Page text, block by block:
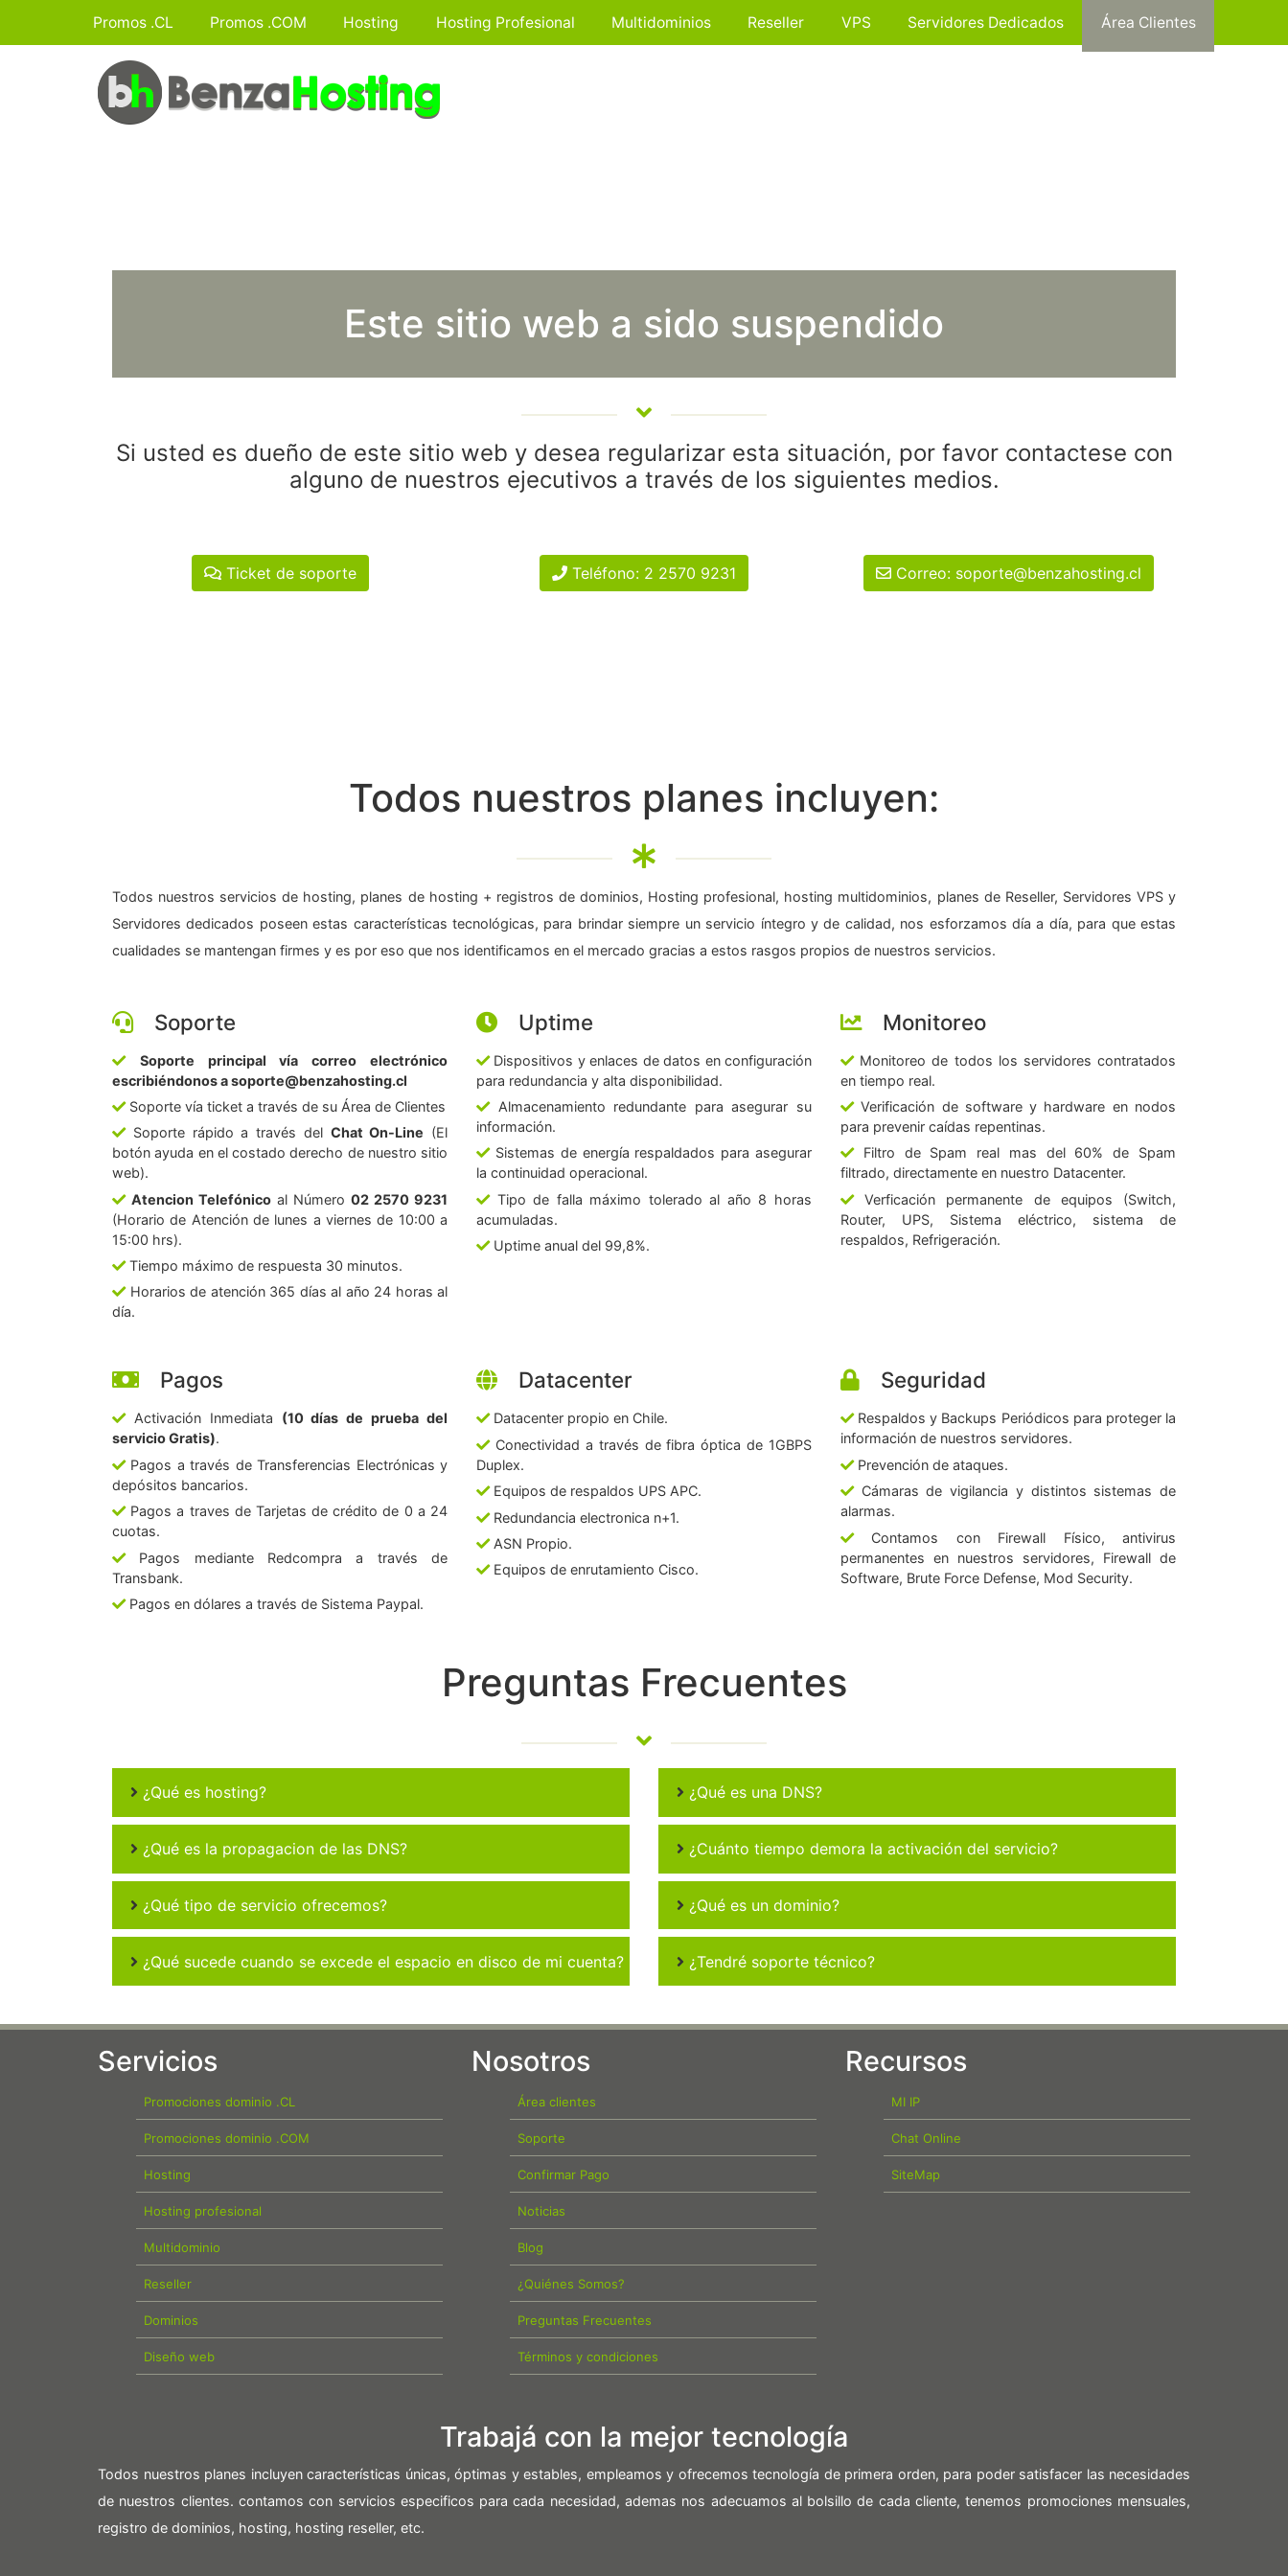
Promos .CL Promos .COM Hosting Hosting Profesional Multidominios Reseller VPS Servidores Dedicados Área Clientes
Este sitio web a sido suspendido
Si usted es dueño de este sitio web y desea regularizar esta situación, por favor contactese con
alguno de nuestros ejecutivos a través de los siguientes medios.
Ticket de soporte Teléfono: 2 2570 9231 Correo: soporte@benzahosting.cl
Todos nuestros planes incluyen:
Todos nuestros servicios de hosting, planes de hosting + registros de dominios, Hosting profesional, hosting multidominios, planes de Reseller, Servidores VPS y
Servidores dedicados poseen estas características tecnológicas, para brindar siempre un servicio íntegro y de calidad, nos esforzamos día a día, para que estas
cualidades se mantengan firmes y es por eso que nos identificamos en el mercado gracias a estos rasgos propios de nuestros servicios.
Soporte
Soporte principal vía correo electrónico
escribiéndonos a soporte@benzahosting.cl
Soporte vía ticket a través de su Área de Clientes
Soporte rápido a través del Chat On-Line (El
botón ayuda en el costado derecho de nuestro sitio
web).
Atencion Telefónico al Número 02 2570 9231
(Horario de Atención de lunes a viernes de 10:00 a
15:00 hrs).
Tiempo máximo de respuesta 30 minutos.
Horarios de atención 365 días al año 24 horas al
día.
Uptime
Dispositivos y enlaces de datos en configuración
para redundancia y alta disponibilidad.
Almacenamiento redundante para asegurar su
información.
Sistemas de energía respaldados para asegurar
la continuidad operacional.
Tipo de falla máximo tolerado al año 8 horas
acumuladas.
Uptime anual del 99,8%.
Monitoreo
Monitoreo de todos los servidores contratados
en tiempo real.
Verificación de software y hardware en nodos
para prevenir caídas repentinas.
Filtro de Spam real mas del 60% de Spam
filtrado, directamente en nuestro Datacenter.
Verficación permanente de equipos (Switch,
Router, UPS, Sistema eléctrico, sistema de
respaldos, Refrigeración.
Pagos
Activación Inmediata (10 días de prueba del
servicio Gratis).
Pagos a través de Transferencias Electrónicas y
depósitos bancarios.
Pagos a traves de Tarjetas de crédito de 0 a 24
cuotas.
Pagos mediante Redcompra a través de
Transbank.
Pagos en dólares a través de Sistema Paypal.
Datacenter
Datacenter propio en Chile.
Conectividad a través de fibra óptica de 1GBPS
Duplex.
Equipos de respaldos UPS APC.
Redundancia electronica n+1.
ASN Propio.
Equipos de enrutamiento Cisco.
Seguridad
Respaldos y Backups Periódicos para proteger la
información de nuestros servidores.
Prevención de ataques.
Cámaras de vigilancia y distintos sistemas de
alarmas.
Contamos con Firewall Físico, antivirus
permanentes en nuestros servidores, Firewall de
Software, Brute Force Defense, Mod Security.
Preguntas Frecuentes
¿Qué es hosting?
¿Qué es la propagacion de las DNS?
¿Qué tipo de servicio ofrecemos?
¿Qué sucede cuando se excede el espacio en disco de mi cuenta?
¿Qué es una DNS?
¿Cuánto tiempo demora la activación del servicio?
¿Qué es un dominio?
¿Tendré soporte técnico?
Servicios
Promociones dominio .CL
Promociones dominio .COM
Hosting
Hosting profesional
Multidominio
Reseller
Dominios
Diseño web
Nosotros
Área clientes
Soporte
Confirmar Pago
Noticias
Blog
¿Quiénes Somos?
Preguntas Frecuentes
Términos y condiciones
Recursos
MI IP
Chat Online
SiteMap
Trabajá con la mejor tecnología
Todos nuestros planes incluyen características únicas, óptimas y estables, empleamos y ofrecemos tecnología de primera orden, para poder satisfacer las necesidades
de nuestros clientes. contamos con servicios especificos para cada necesidad, ademas nos adecuamos al bolsillo de cada cliente, tenemos promociones mensuales,
registro de dominios, hosting, hosting reseller, etc.